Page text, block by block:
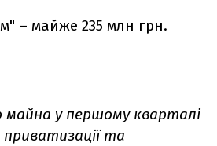
– майже 235 млн грн.
у першому кварталі
приватизації та